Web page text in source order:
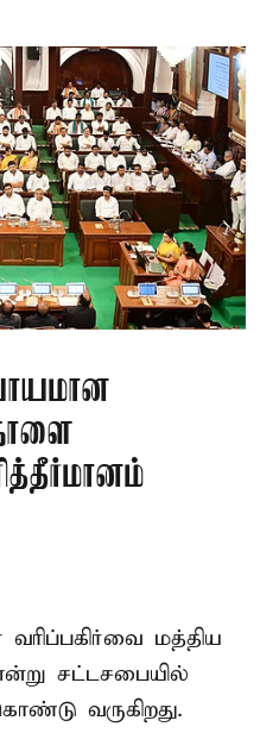
வரிப்பகிர்வை மத்திய
சட்டசபையில்
வருகிறது.